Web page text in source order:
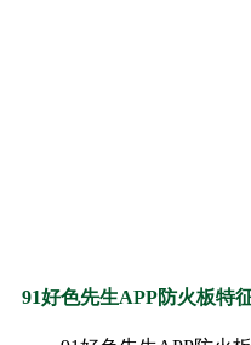
91好色先生APP防火板特征